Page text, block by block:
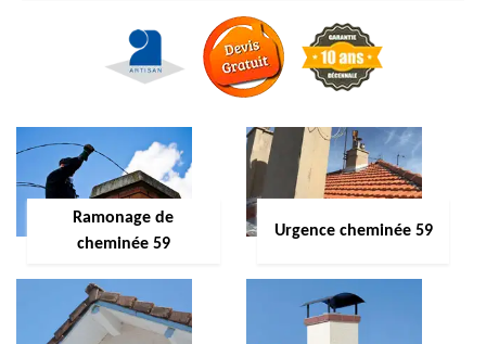
Ramonage de
cheminée 59
Urgence cheminée 59